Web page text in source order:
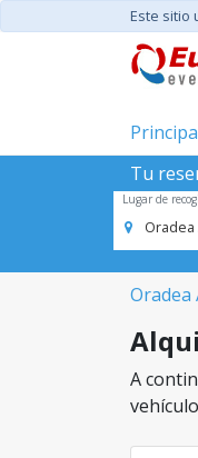
Este sitio
Tu
Lugar de
A